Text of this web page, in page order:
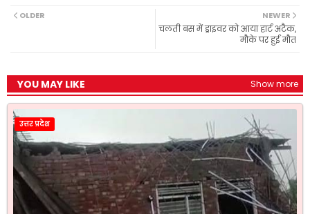
b
o
NEWER
चलती बस में ड्राइवर को आया हार्ट अटैक,
मौके पर हुई मौत
OLDER
YOU MAY LIKE Show more
उत्तर प्रदेश